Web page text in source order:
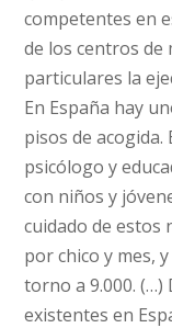
competentes en
de los centros de
particulares la
En España hay
pisos de
psicólogo y
con niños y
cuidado de estos
por chico y mes,
torno a 9.000.
existentes en